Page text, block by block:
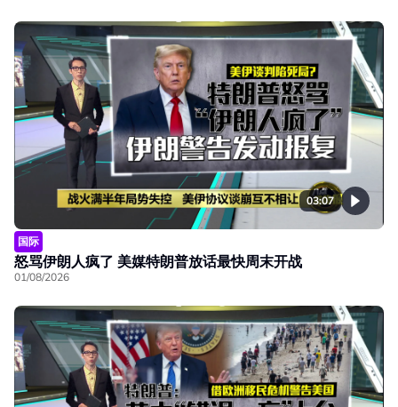
03:07
国际
怒骂伊朗人疯了 美媒特朗普放话最快周末开战
01/08/2026